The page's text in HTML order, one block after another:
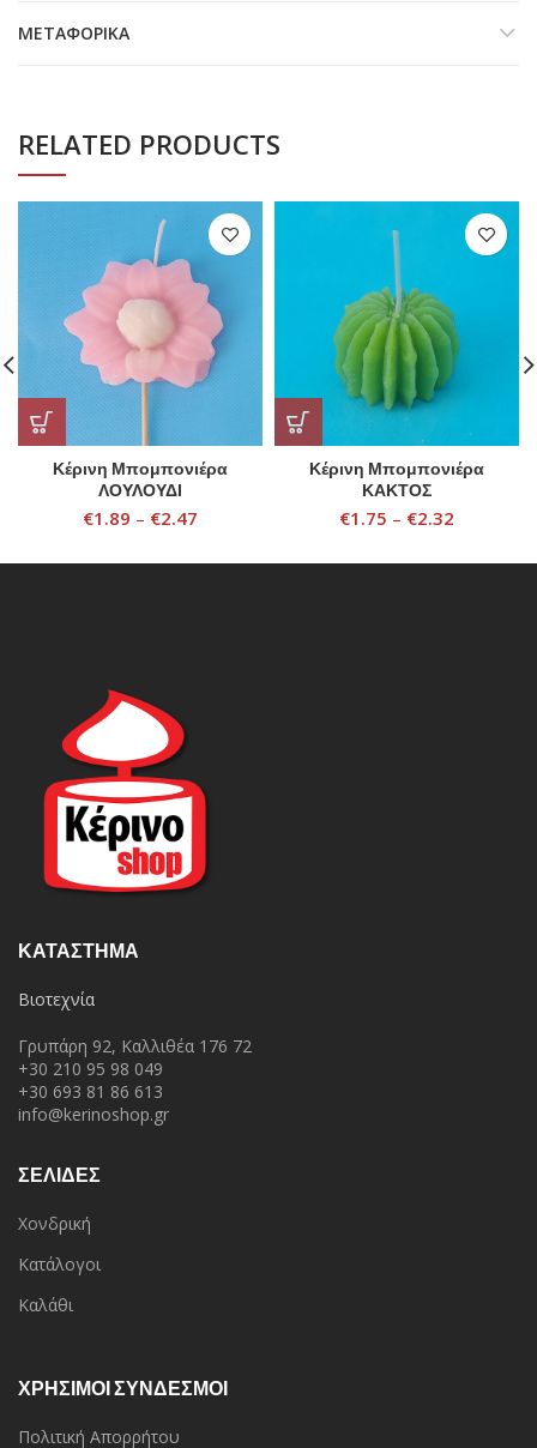
ΜΕΤΑΦΟΡΙΚΆ
RELATED PRODUCTS
Κέρινη Μπομπονιέρα
ΛΟΥΛΟΥΔΙ
€1.89 – €2.47
Κέρινη Μπομπονιέρα
ΚΑΚΤΟΣ
€1.75 – €2.32
ΚΑΤΆΣΤΗΜΑ
Βιοτεχνία
Γρυπάρη 92, Καλλιθέα 176 72
+30 210 95 98 049
+30 693 81 86 613
info@kerinoshop.gr
ΣΕΛΙΔΕΣ
Χονδρική
Κατάλογοι
Καλάθι
ΧΡΗΣΙΜΟΙ ΣΥΝΔΕΣΜΟΙ
Πολιτική Απορρήτου